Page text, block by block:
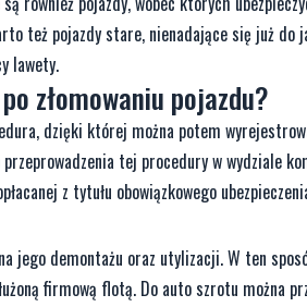
też pojazdy stare, nienadające się już
lawety.
złomowaniu pojazdu?
dzięki której można potem
tej procedury w wydziale
z tytułu obowiązkowego
jego demontażu oraz utylizacji. W ten
firmową flotą. Do auto szrotu można